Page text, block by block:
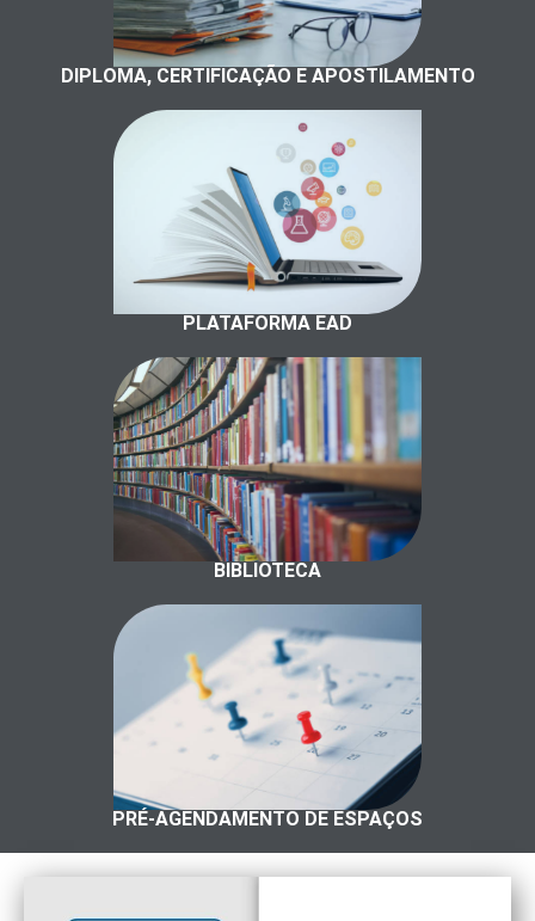
DIPLOMA, CERTIFICAÇÃO E APOSTILAMENTO
PLATAFORMA EAD
BIBLIOTECA
PRÉ-AGENDAMENTO DE ESPAÇOS